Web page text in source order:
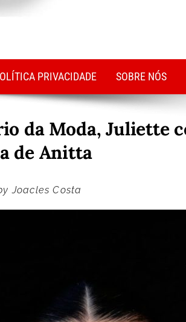
PRIVACIDADE SOBRE NÓS
da Moda, Juliette
de Anitta
Joacles Costa